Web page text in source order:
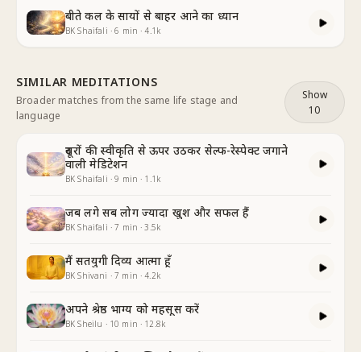
बीते कल के सायों से बाहर आने का ध्यान
BK Shaifali ·6 min ·4.1k
SIMILAR MEDITATIONS
Broader matches from the same life stage and
language
Show
10
दूसरों की स्वीकृति से ऊपर उठकर सेल्फ-रेस्पेक्ट जगाने
वाली मेडिटेशन
BK Shaifali ·9 min · 1.1k
जब लगे सब लोग ज्यादा खुश और सफल हैं
BK Shaifali ·7 min ·3.5k
मैं सतयुगी दिव्य आत्मा हूँ
BK Shivani ·7 min ·4.2k
अपने श्रेष्ठ भाग्य को महसूस करें
BK Sheilu · 10 min · 12.8k